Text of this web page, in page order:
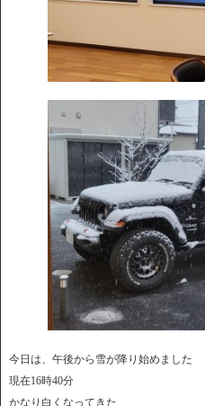
今日は、午後から雪が降り始めました
現在16時40分
かなり白くなってきた